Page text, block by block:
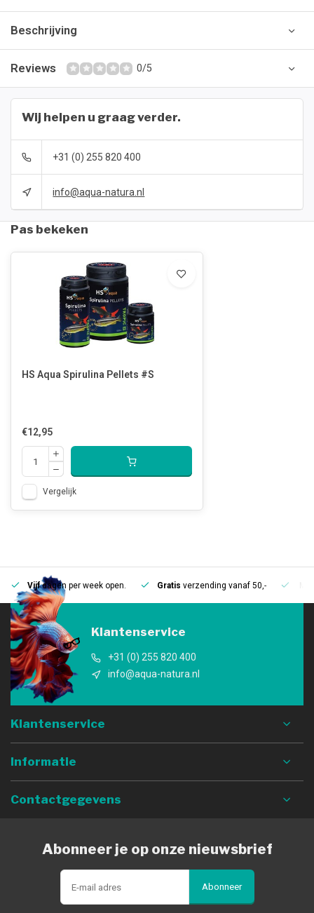
Beschrijving
Reviews 0/5
Wij helpen u graag verder.
+31 (0) 255 820 400
info@aqua-natura.nl
Pas bekeken
HS Aqua Spirulina Pellets #S
€12,95
Vergelijk
Vijfdagen per week open. Gratis verzending vanaf 50,-
Klantenservice
+31 (0) 255 820 400
info@aqua-natura.nl
Klantenservice
Informatie
Contactgegevens
Abonneer je op onze nieuwsbrief
Abonneer